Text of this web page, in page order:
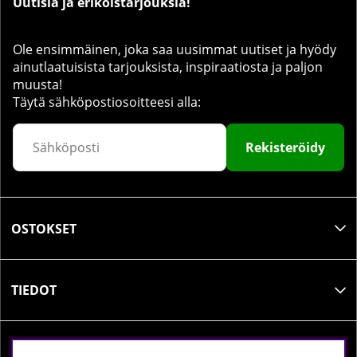
D3-vitamiini
K2-vitamiini
(menakinoni-7)
20 mcg
Ole ensimmäinen, joka saa uusimmat uutiset ja hyödy
ainutlaatuisista tarjouksista, inspiraatiosta ja paljon
muusta!
Täytä sähköpostiosoitteesi alla:
Rekisteröidy
OSTOKSET
TIEDOT